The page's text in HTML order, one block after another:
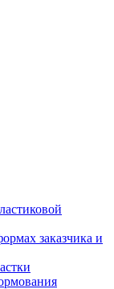
заказчика и